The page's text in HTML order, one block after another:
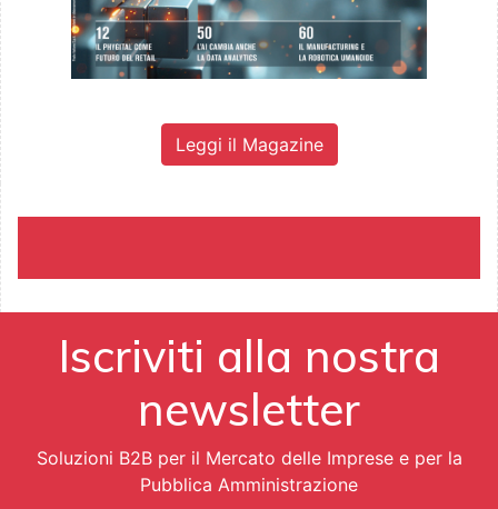
Leggi il Magazine
Iscriviti alla nostra
newsletter
Soluzioni B2B per il Mercato delle Imprese e per la
Pubblica Amministrazione